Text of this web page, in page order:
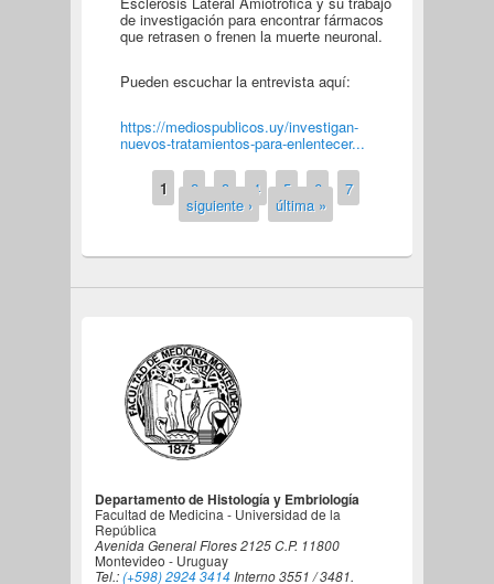
de investigación para encontrar fármacos
que retrasen o frenen la muerte neuronal.
Pueden escuchar la entrevista aquí:
https://mediospublicos.uy/investigan-
nuevos-tratamientos-para-enlentecer...
Páginas
1 2 3 4 5 6 7
siguiente › última »
Departamento de Histología y Embriología
Facultad de Medicina - Universidad de la
República
Avenida General Flores 2125 C.P. 11800
Montevideo - Uruguay
Tel.:(+598) 2924 3414Interno 3551 / 3481.